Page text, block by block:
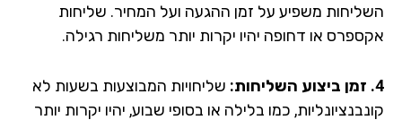
משפיע על זמן ההגעה ועל המחיר. שליחות
או דחופה יהיו יקרות יותר משליחות רגילה.
שליחויות המבוצעות בשעות לא
כמו בלילה או בסופי שבוע, יהיו יקרות יותר